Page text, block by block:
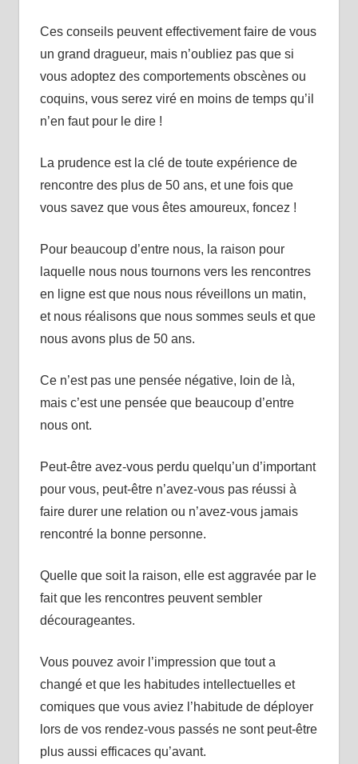
Ces conseils peuvent effectivement faire de vous
un grand dragueur, mais n’oubliez pas que si
vous adoptez des comportements obscènes ou
coquins, vous serez viré en moins de temps qu’il
n’en faut pour le dire !
La prudence est la clé de toute expérience de
rencontre des plus de 50 ans, et une fois que
vous savez que vous êtes amoureux, foncez !
Pour beaucoup d’entre nous, la raison pour
laquelle nous nous tournons vers les rencontres
en ligne est que nous nous réveillons un matin,
et nous réalisons que nous sommes seuls et que
nous avons plus de 50 ans.
Ce n’est pas une pensée négative, loin de là,
mais c’est une pensée que beaucoup d’entre
nous ont.
Peut-être avez-vous perdu quelqu’un d’important
pour vous, peut-être n’avez-vous pas réussi à
faire durer une relation ou n’avez-vous jamais
rencontré la bonne personne.
Quelle que soit la raison, elle est aggravée par le
fait que les rencontres peuvent sembler
décourageantes.
Vous pouvez avoir l’impression que tout a
changé et que les habitudes intellectuelles et
comiques que vous aviez l’habitude de déployer
lors de vos rendez-vous passés ne sont peut-être
plus aussi efficaces qu’avant.